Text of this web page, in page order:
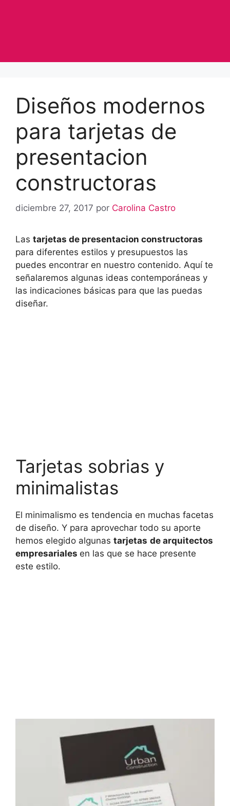
Diseños modernos
para tarjetas de
presentacion
constructoras
diciembre 27, 2017 por Carolina Castro
Las tarjetas de presentacion constructoras
para diferentes estilos y presupuestos las
puedes encontrar en nuestro contenido. Aquí te
señalaremos algunas ideas contemporáneas y
las indicaciones básicas para que las puedas
diseñar.
Tarjetas sobrias y
minimalistas
El minimalismo es tendencia en muchas facetas
de diseño. Y para aprovechar todo su aporte
hemos elegido algunas tarjetas de arquitectos
empresariales en las que se hace presente
este estilo.